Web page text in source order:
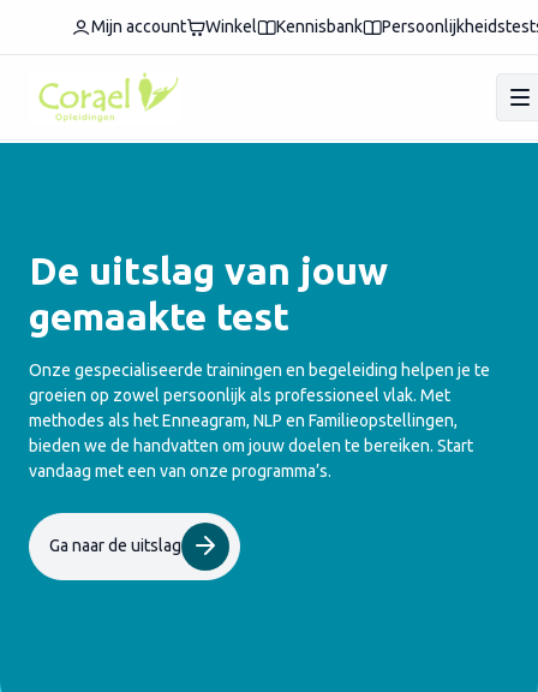
Mijn account Winkel Kennisbank
De uitslag van jouw
gemaakte test
Onze gespecialiseerde trainingen en begeleiding helpen je te
groeien op zowel persoonlijk als professioneel vlak. Met
methodes als het Enneagram, NLP en Familieopstellingen,
bieden we de handvatten om jouw doelen te bereiken. Start
vandaag met een van onze programma’s.
Ga naar de uitslag